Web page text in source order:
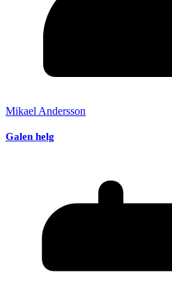
Mikael Andersson
Galen helg